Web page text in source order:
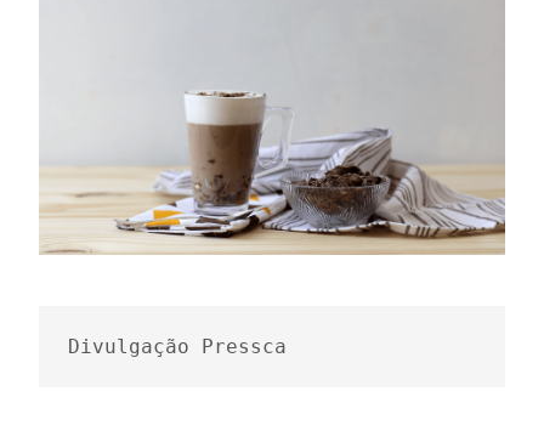
Divulgação Pressca